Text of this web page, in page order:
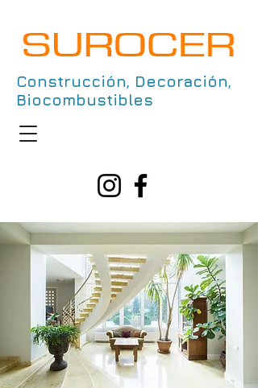
Construcción, Decoración,
Biocombustibles